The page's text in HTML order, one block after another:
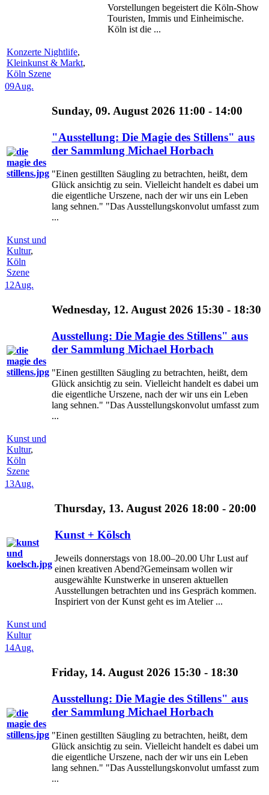
Vorstellungen begeistert die Köln-Show
Touristen, Immis und Einheimische.
Köln ist die ...
Konzerte Nightlife,
Kleinkunst & Markt,
Köln Szene
09Aug.
Sunday, 09. August 2026 11:00 - 14:00
"Ausstellung: Die Magie des Stillens" aus
der Sammlung Michael Horbach
"Einen gestillten Säugling zu betrachten, heißt, dem
Glück ansichtig zu sein. Vielleicht handelt es dabei um
die eigentliche Urszene, nach der wir uns ein Leben
lang sehnen." "Das Ausstellungskonvolut umfasst zum
...
Kunst und
Kultur,
Köln
Szene
12Aug.
Wednesday, 12. August 2026 15:30 - 18:30
Ausstellung: Die Magie des Stillens" aus
der Sammlung Michael Horbach
"Einen gestillten Säugling zu betrachten, heißt, dem
Glück ansichtig zu sein. Vielleicht handelt es dabei um
die eigentliche Urszene, nach der wir uns ein Leben
lang sehnen." "Das Ausstellungskonvolut umfasst zum
...
Kunst und
Kultur,
Köln
Szene
13Aug.
Thursday, 13. August 2026 18:00 - 20:00
Kunst + Kölsch
Jeweils donnerstags von 18.00–20.00 Uhr Lust auf
einen kreativen Abend?Gemeinsam wollen wir
ausgewählte Kunstwerke in unseren aktuellen
Ausstellungen betrachten und ins Gespräch kommen.
Inspiriert von der Kunst geht es im Atelier ...
Kunst und
Kultur
14Aug.
Friday, 14. August 2026 15:30 - 18:30
Ausstellung: Die Magie des Stillens" aus
der Sammlung Michael Horbach
"Einen gestillten Säugling zu betrachten, heißt, dem
Glück ansichtig zu sein. Vielleicht handelt es dabei um
die eigentliche Urszene, nach der wir uns ein Leben
lang sehnen." "Das Ausstellungskonvolut umfasst zum
...